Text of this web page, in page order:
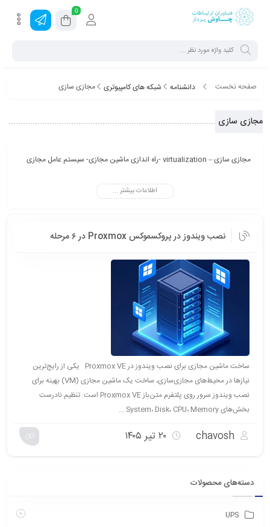
0
صفحه نخست دانشنامه شبکه های کامپیوتری مجازی سازی
مجازی سازی
مجازی سازی – virtualization -راه اندازی ماشین مجازی- سیستم عامل مجازی
اطلاعات بیشتر ...
نصب ویندوز در پروکسموکس Proxmox در ۶ مرحله
ساخت ماشین مجازی برای نصب ویندوز در Proxmox VE یکی از رایج‌ترین
نیازها در محیط‌های مجازی‌سازی، ساخت یک ماشین مجازی (VM) بهینه برای
نصب ویندوز سرور روی پلتفرم متن‌باز Proxmox VE است. تنظیم نادرست
بخش‌های System، Disk، CPU، Memory ...
chavosh ۲۰ تیر ۱۴۰۵
دسته‌های محصولات
UPS